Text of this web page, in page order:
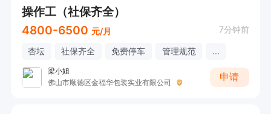
操作工（社保齐全）
4800-6500 元/月 7分钟前
杏坛 社保齐全 免费停车 管理规范 ...
梁小姐
佛山市顺德区金福华包装实业有限公司
申请